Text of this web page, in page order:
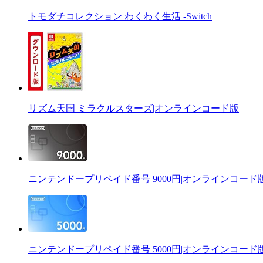
トモダチコレクション わくわく生活 -Switch
リズム天国 ミラクルスターズ|オンラインコード版
ニンテンドープリペイド番号 9000円|オンラインコード
ニンテンドープリペイド番号 5000円|オンラインコード